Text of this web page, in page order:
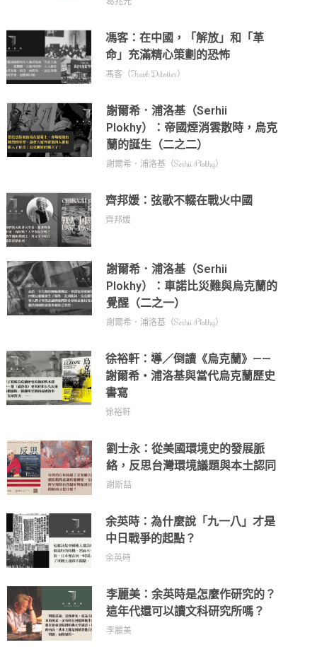
馮客：在中國，「解放」和「革
命」充滿精心策劃的恐怖
馮客（Frank Dikotter）
謝爾希．浦洛基（Serhii
Plokhy）：帝國煙消雲散時，烏克
蘭的誕生（二之二）
謝爾希．浦洛基（Serhii Plokhy）
齊邦媛：弦歌不輟在戰火中國
齊邦媛
謝爾希．浦洛基（Serhii
Plokhy）：車諾比災難與烏克蘭的
覺醒（二之一）
謝爾希．浦洛基（Serhii Plokhy）
徐裕軒：導／倒讀《烏克蘭》——
謝爾希・浦洛基與當代烏克蘭歷史
書寫
徐裕軒
劉士永：從美國環境史的發展脈
絡，反思台灣環境議題與本土認同
謝斯喆
余英時：為什麼說「九一八」才是
中日戰爭的起點？
余英時
李麗美：余英時是怎麼作研究的？
這年代還可以讀文科研究所嗎？
李麗美